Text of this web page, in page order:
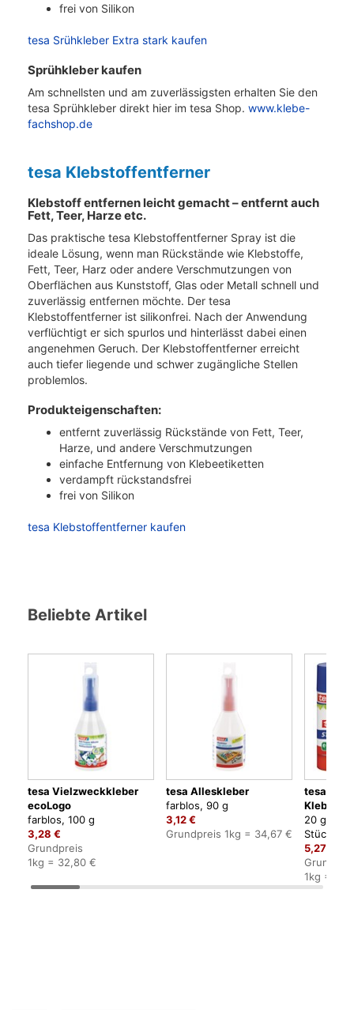
frei von Silikon
tesa Srühkleber Extra stark kaufen
Sprühkleber kaufen
Am schnellsten und am zuverlässigsten erhalten Sie den
tesa Sprühkleber direkt hier im tesa Shop. www.klebe-
fachshop.de
tesa Klebstoffentferner
Klebstoff entfernen leicht gemacht – entfernt auch
Fett, Teer, Harze etc.
Das praktische tesa Klebstoffentferner Spray ist die
ideale Lösung, wenn man Rückstände wie Klebstoffe,
Fett, Teer, Harz oder andere Verschmutzungen von
Oberflächen aus Kunststoff, Glas oder Metall schnell und
zuverlässig entfernen möchte. Der tesa
Klebstoffentferner ist silikonfrei. Nach der Anwendung
verflüchtigt er sich spurlos und hinterlässt dabei einen
angenehmen Geruch. Der Klebstoffentferner erreicht
auch tiefer liegende und schwer zugängliche Stellen
problemlos.
Produkteigenschaften:
entfernt zuverlässig Rückstände von Fett, Teer,
Harze, und andere Verschmutzungen
einfache Entfernung von Klebeetiketten
verdampft rückstandsfrei
frei von Silikon
tesa Klebstoffentferner kaufen
Beliebte Artikel
tesa Vielzweckkleber
ecoLogo
farblos, 100 g
3,28 €
Grundpreis
1kg = 32,80 €
tesa Alleskleber
farblos, 90 g
3,12 €
Grundpreis 1kg = 34,67 €
tesa
Klebestift
20 g pro
Stück
5,27 €
1kg =